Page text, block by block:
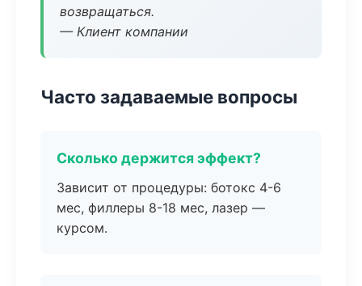
возвращаться.
— Клиент компании
Часто задаваемые вопросы
Сколько держится эффект?
Зависит от процедуры: ботокс 4-6
мес, филлеры 8-18 мес, лазер —
курсом.